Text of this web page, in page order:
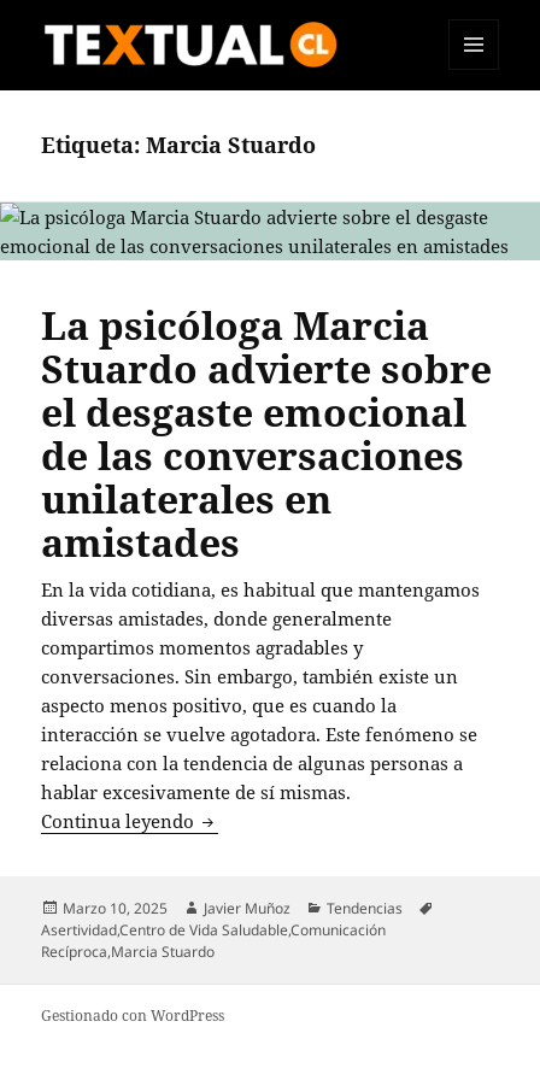
Etiqueta:Marcia Stuardo
La psicóloga Marcia
Stuardo advierte sobre
el desgaste emocional
de las conversaciones
unilaterales en
amistades
En la vida cotidiana, es habitual que mantengamos
diversas amistades, donde generalmente
compartimos momentos agradables y
conversaciones. Sin embargo, también existe un
aspecto menos positivo, que es cuando la
interacción se vuelve agotadora. Este fenómeno se
relaciona con la tendencia de algunas personas a
hablar excesivamente de sí mismas.
Continua leyendo La psicóloga Marcia Stuardo advierte
Publicado
el
Marzo 10, 2025 Autor
Javier Muñoz Categorías
Tendencias
Asertividad,Centro de Vida Saludable,Comunicación
Recíproca,Marcia Stuardo
Gestionado con WordPress